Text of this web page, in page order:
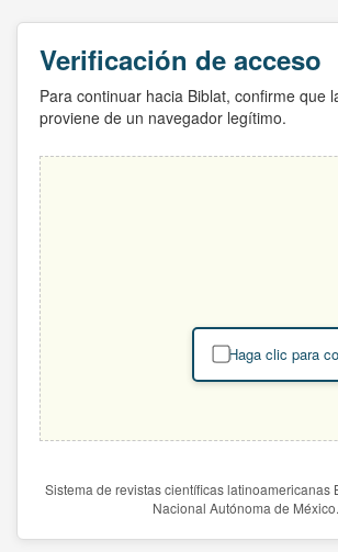
Verificación de acceso
Para continuar hacia Biblat, confirme que
proviene de un navegador legítimo.
Haga clic para
Sistema de revistas científicas latinoamericanas
Nacional Autónoma de México.